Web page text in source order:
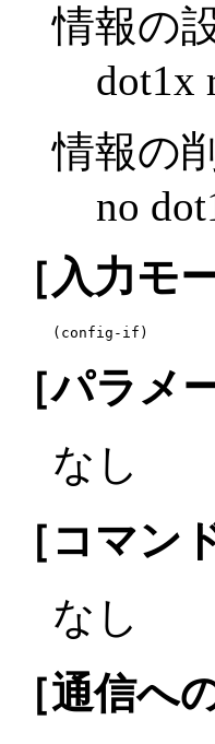
情報の
dot1x
情報の
no
［入力モ
(config-if)
［パラメ
なし
［コマン
なし
［通信へ